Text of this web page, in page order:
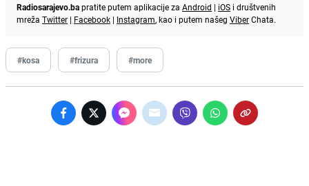
Radiosarajevo.bapratite putem aplikacije za Android | iOS i društvenih
mreža Twitter | Facebook | Instagram, kao i putem našeg ViberChata.
#kosa #frizura #more